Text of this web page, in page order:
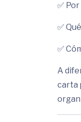
✅
✅
✅
A
carta